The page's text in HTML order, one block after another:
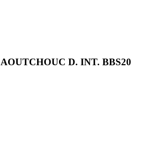
D. INT. BBS20